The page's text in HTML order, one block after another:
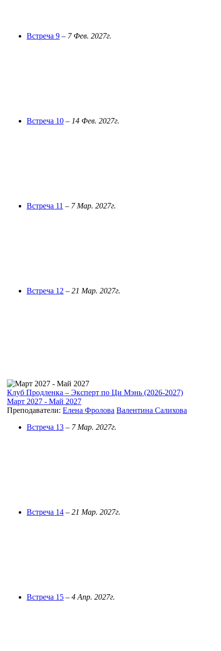
Встреча 9 – 7 Фев. 2027г.
Встреча 10 – 14 Фев. 2027г.
Встреча 11 – 7 Мар. 2027г.
Встреча 12 – 21 Мар. 2027г.
Клуб Продленка – Эксперт по Ци Мэнь (2026-2027)
Март 2027 - Май 2027
Преподаватели: Елена Фролова Валентина Салихова
Встреча 13 – 7 Мар. 2027г.
Встреча 14 – 21 Мар. 2027г.
Встреча 15 – 4 Апр. 2027г.